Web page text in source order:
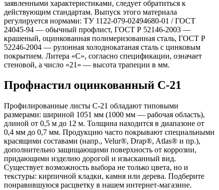
заявленными характеристиками, следует обратиться к
действующим стандартам. Выпуск этого материала
регулируется нормами: ТУ 1122-079-02494680-01 / ГОСТ
24045-94 — обычный профлист, ГОСТ Р 52146-2003 —
крашеный, оцинкованная полимеризованная сталь, ГОСТ Р
52246-2004 — рулонная холоднокатаная сталь с цинковым
покрытием. Литера «С», согласно спецификации, означает
стеновой, а число «21» — высота трапеции в мм.
Профнастил оцинкованный C-21
Профилированные листы C-21 обладают типовыми
размерами: шириной 1051 мм (1000 мм — рабочая область),
длиной от 0,5 м до 12 м. Толщина находится в диапазоне от
0,4 мм до 0,7 мм. Продукцию часто покрывают специальными
красящими составами (напр., Velur®, Drap®, Atlas® и пр.),
дополнительно защищающими поверхность от коррозии,
придающими изделию дорогой и изысканный вид.
Существует возможность выбора не только цвета, но и
текстуры: кирпичной кладки, камня или дерева. Подберите
понравившуюся расцветку в нашем интернет-магазине.